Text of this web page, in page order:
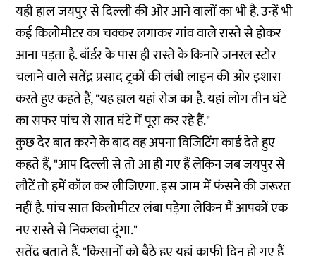
यही हाल जयपुर से दिल्ली की ओर आने वालों का भी है. उन्हें भी
कई किलोमीटर का चक्कर लगाकर गांव वाले रास्ते से होकर
आना पड़ता है. बॉर्डर के पास ही रास्ते के किनारे जनरल स्टोर
चलाने वाले सतेंद्र प्रसाद ट्रकों की लंबी लाइन की ओर इशारा
करते हुए कहते हैं, "यह हाल यहां रोज का है. यहां लोग तीन घंटे
का सफर पांच से सात घंटे में पूरा कर रहे हैं."
कुछ देर बात करने के बाद वह अपना विजिटिंग कार्ड देते हुए
कहते हैं, "आप दिल्ली से तो आ ही गए हैं लेकिन जब जयपुर से
लौटें तो हमें कॉल कर लीजिएगा. इस जाम में फंसने की जरूरत
नहीं है. पांच सात किलोमीटर लंबा पड़ेगा लेकिन मैं आपकों एक
नए रास्ते से निकलवा दूंगा."